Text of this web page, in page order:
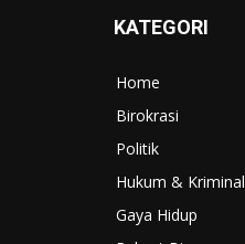
KATEGORI
Home
Birokrasi
Politik
Hukum & Kriminal
Gaya Hidup